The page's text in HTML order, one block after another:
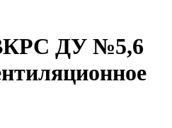
ДУ №5,6